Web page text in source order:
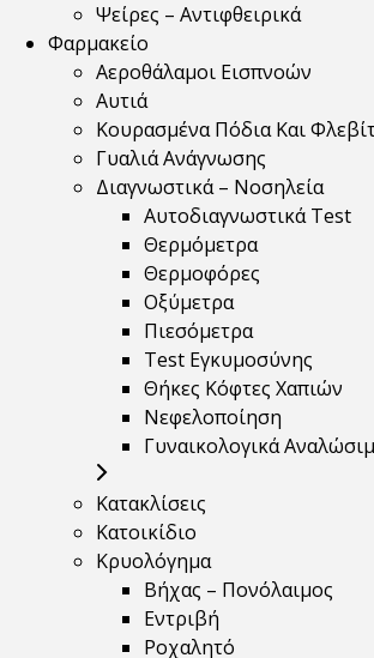
Ψείρες – Αντιφθειρικά
Φαρμακείο
Αεροθάλαμοι Εισπνοών
Αυτιά
Κουρασμένα Πόδια Και
Γυαλιά Ανάγνωσης
Διαγνωστικά – Νοσηλεία
Αυτοδιαγνωστικά Test
Θερμόμετρα
Θερμοφόρες
Οξύμετρα
Πιεσόμετρα
Test Εγκυμοσύνης
Θήκες Κόφτες Χαπιών
Νεφελοποίηση
Γυναικολογικά
Κατακλίσεις
Κατοικίδιο
Κρυολόγημα
Βήχας – Πονόλαιμος
Εντριβή
Ροχαλητό